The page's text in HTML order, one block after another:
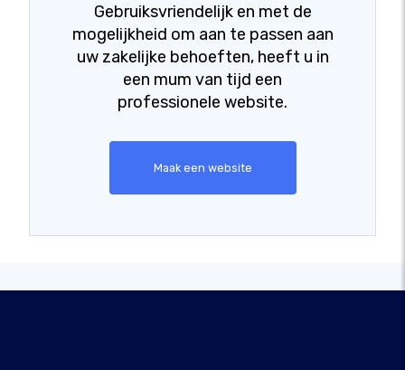
Gebruiksvriendelijk en met de
mogelijkheid om aan te passen aan
uw zakelijke behoeften, heeft u in
een mum van tijd een
professionele website.
Maak een website